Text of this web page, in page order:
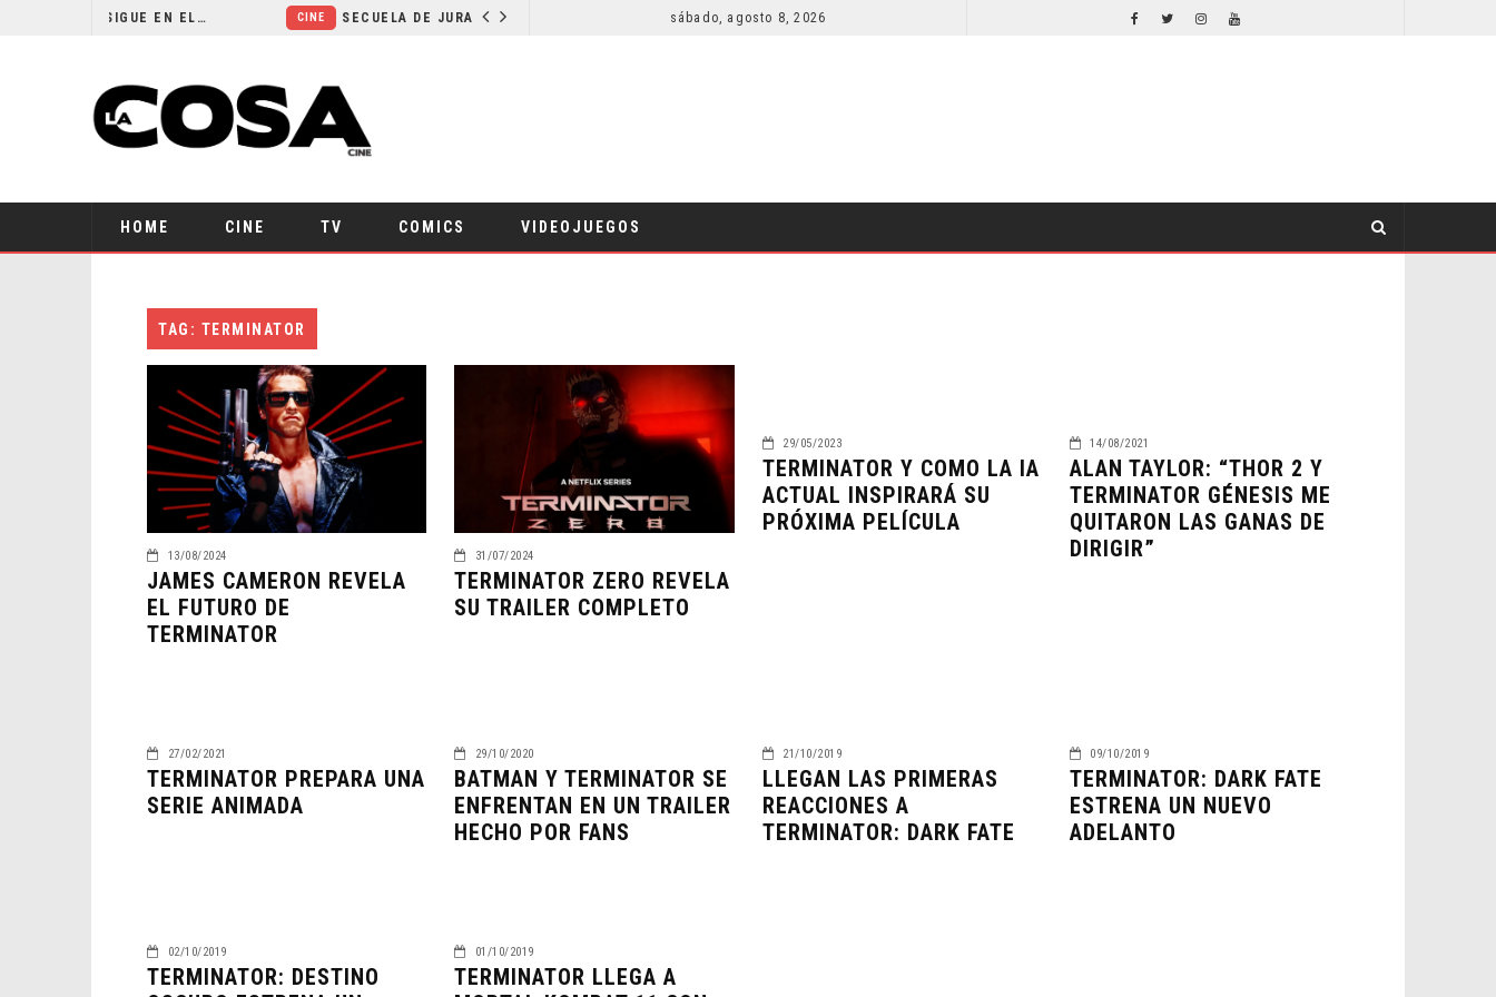
¿POR QUÉ FREE GUY 2 SIGUE EN EL LIMBO? sábado, agosto 8, 2026
HOME CINE TV COMICS VIDEOJUEGOS
TAG: TERMINATOR
13/08/2024
JAMES CAMERON REVELA
EL FUTURO DE
TERMINATOR
31/07/2024
TERMINATOR ZERO REVELA
SU TRAILER COMPLETO
29/05/2023
TERMINATOR Y COMO LA IA
ACTUAL INSPIRARÁ SU
PRÓXIMA PELÍCULA
14/08/2021
ALAN TAYLOR: “THOR 2 Y
TERMINATOR GÉNESIS ME
QUITARON LAS GANAS DE
DIRIGIR”
27/02/2021
TERMINATOR PREPARA UNA
SERIE ANIMADA
29/10/2020
BATMAN Y TERMINATOR SE
ENFRENTAN EN UN TRAILER
HECHO POR FANS
21/10/2019
LLEGAN LAS PRIMERAS
REACCIONES A
TERMINATOR: DARK FATE
09/10/2019
TERMINATOR: DARK FATE
ESTRENA UN NUEVO
ADELANTO
02/10/2019
TERMINATOR: DESTINO
01/10/2019
TERMINATOR LLEGA A